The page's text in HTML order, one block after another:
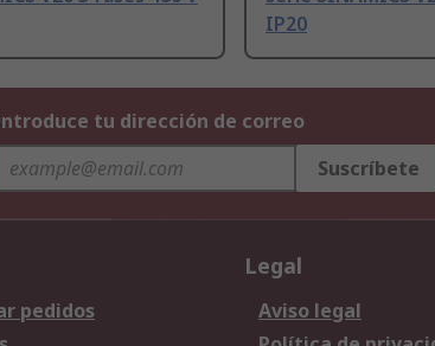
IP20
tu dirección de correo
Suscríbete
pedidos
Legal
Aviso legal